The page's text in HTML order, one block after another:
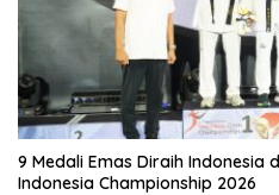
9 Medali Emas Diraih Indonesia
Indonesia Championship 2026